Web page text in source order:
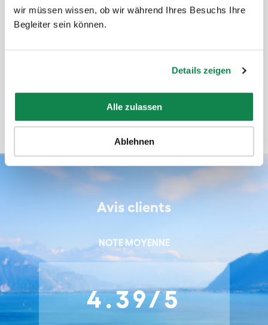
wir müssen wissen, ob wir während Ihres Besuchs Ihre
Begleiter sein können.
Details zeigen
Alle zulassen
Ablehnen
évalué par Elka
Avis clients
NOTE MOYENNE
4.39/5